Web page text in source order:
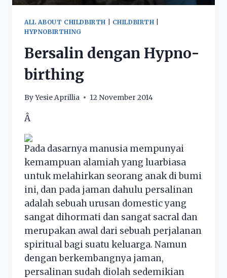
ALL ABOUT CHILDBIRTH CHILDBIRTH
HYPNOBIRTHING
Bersalin dengan Hypno-
birthing
ByYesie Aprillia 12 November 2014
Â
Pada dasarnya manusia mempunyai
kemampuan alamiah yang luarbiasa
untuk melahirkan seorang anak di bumi
ini, dan pada jaman dahulu persalinan
adalah sebuah urusan domestic yang
sangat dihormati dan sangat sacral dan
merupakan awal dari sebuah perjalanan
spiritual bagi suatu keluarga. Namun
dengan berkembangnya jaman,
persalinan sudah diolah sedemikian